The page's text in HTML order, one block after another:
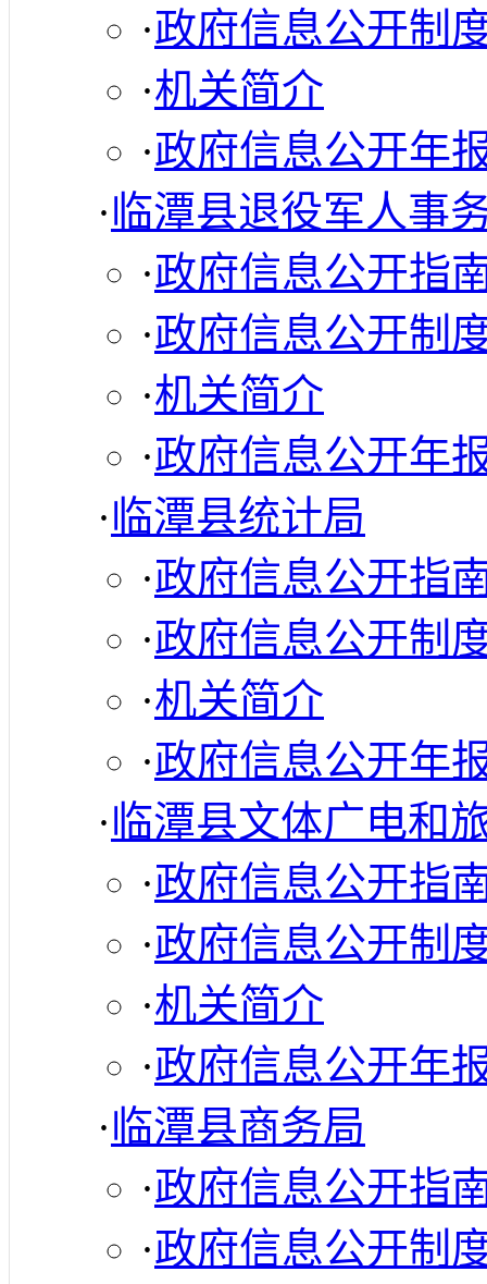
·政府信息公开制
·机关简介
·政府信息公开年
·临潭县退役军人事
·政府信息公开指
·政府信息公开制
·机关简介
·政府信息公开年
·临潭县统计局
·政府信息公开指
·政府信息公开制
·机关简介
·政府信息公开年
·临潭县文体广电和
·政府信息公开指
·政府信息公开制
·机关简介
·政府信息公开年
·临潭县商务局
·政府信息公开指
·政府信息公开制